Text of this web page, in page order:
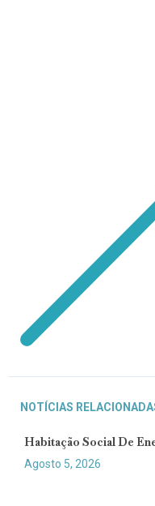
NOTÍCIAS
Habitação Social De
Agosto 5, 2026